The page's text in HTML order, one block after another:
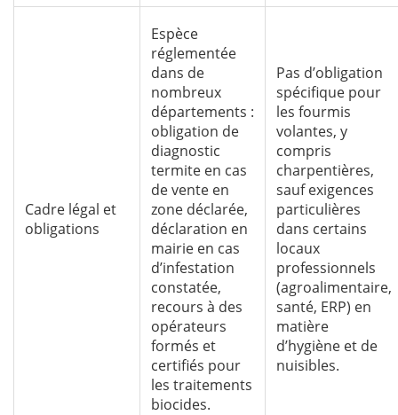
Cadre légal et
obligations
Espèce
réglementée
dans de
nombreux
départements :
obligation de
diagnostic
termite en cas
de vente en
zone déclarée,
déclaration en
mairie en cas
d’infestation
constatée,
recours à des
opérateurs
formés et
certifiés pour
les traitements
biocides.
Pas d’obligation
spécifique pour
les fourmis
volantes, y
compris
charpentières,
sauf exigences
particulières
dans certains
locaux
professionnels
(agroalimentaire,
santé, ERP) en
matière
d’hygiène et de
nuisibles.